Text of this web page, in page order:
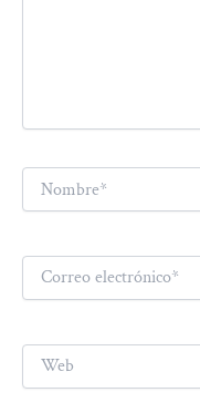
Nombre*
Correo
electrónico*
Web